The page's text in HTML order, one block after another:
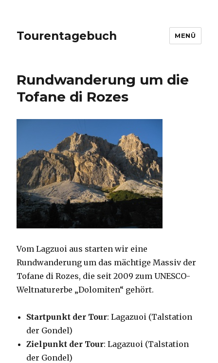
Tourentagebuch MENÜ
Rundwanderung um die
Tofane di Rozes
Vom Lagzuoi aus starten wir eine
Rundwanderung um das mächtige Massiv der
Tofane di Rozes, die seit 2009 zum UNESCO-
Weltnaturerbe „Dolomiten“ gehört.
Startpunkt der Tour: Lagazuoi (Talstation
der Gondel)
Zielpunkt der Tour: Lagazuoi (Talstation
der Gondel)